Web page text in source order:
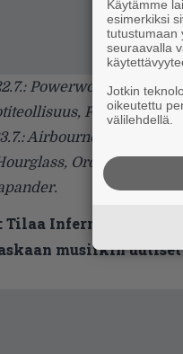
Powerwolf,
Psychework,
Airbourne,
Orden Ogan,
Tilaa Infernon
musiikin
Käytämme
esimerkiksi
tutustumaan
seuraavalla
Jotkin
oikeutettu
välilehdellä.